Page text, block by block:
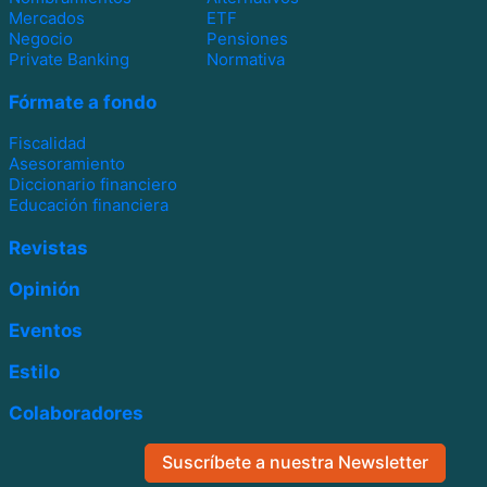
Mercados
ETF
Negocio
Pensiones
Private Banking
Normativa
Fórmate a fondo
Fiscalidad
Asesoramiento
Diccionario financiero
Educación financiera
Revistas
Opinión
Eventos
Estilo
Colaboradores
Suscríbete a nuestra Newsletter